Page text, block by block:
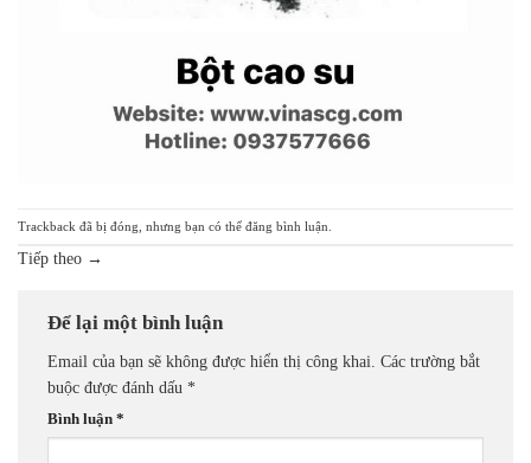
Trackback đã bị đóng, nhưng bạn có thể đăng bình luận
Tiếp theo →
Để lại một bình luận
Email của bạn sẽ không được hiển thị công khai. Các trường bắt
buộc được đánh dấu *
Bình luận *